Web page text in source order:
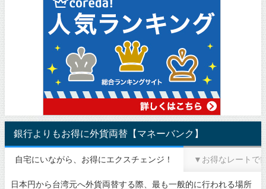
銀行よりもお得に外貨両替【マネーバンク】
自宅にいながら、お得にエクスチェンジ！ ▼お得なレートで
日本円から台湾元へ外貨両替する際、最も一般的に行われる場所